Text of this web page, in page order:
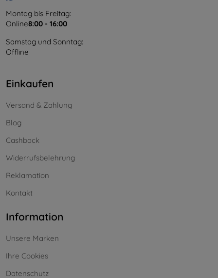
Montag bis Freitag:
Online8:00 - 16:00
Samstag und Sonntag:
Offline
Einkaufen
Versand & Zahlung
Blog
Cashback
Widerrufsbelehrung
Reklamation
Kontakt
Information
Unsere Marken
Ihre Cookies
Datenschutz